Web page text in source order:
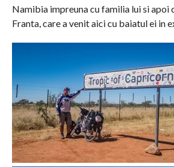
Namibia impreuna cu familia lui si apoi
Franta, care a venit aici cu baiatul ei in